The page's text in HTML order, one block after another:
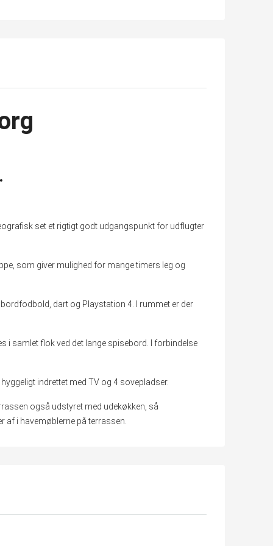
set et rigtigt godt udgangspunkt for udflugter
som giver mulighed for mange timers leg og
dart og Playstation 4. I rummet er der
i samlet flok ved det lange spisebord. I forbindelse
indrettet med TV og 4 sovepladser.
også udstyret med udekøkken, så
af i havemøblerne på terrassen.